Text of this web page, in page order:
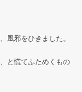
風邪をひきました。
と慌てふためくもの